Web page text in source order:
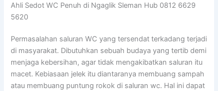
Ahli Sedot WC Penuh di Ngaglik Sleman Hub 0812 6629
5620
Permasalahan saluran WC yang tersendat terkadang terjadi
di masyarakat. Dibutuhkan sebuah budaya yang tertib demi
menjaga kebersihan, agar tidak mengakibatkan saluran itu
macet. Kebiasaan jelek itu diantaranya membuang sampah
atau membuang puntung rokok di saluran wc. Hal ini dapat